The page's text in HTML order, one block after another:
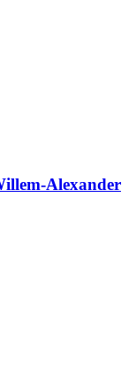
Alexander